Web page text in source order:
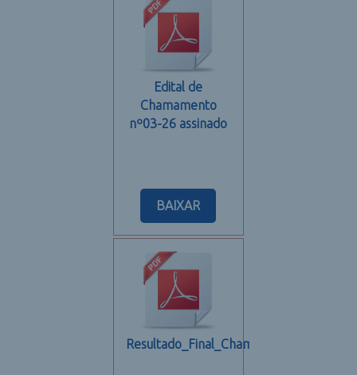
Edital de
Chamamento
nº03-26 assinado
BAIXAR